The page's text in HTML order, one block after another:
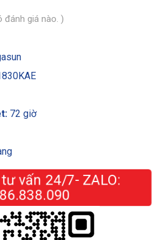
đánh giá nào. )
72 giờ
vấn 24/7- ZALO: